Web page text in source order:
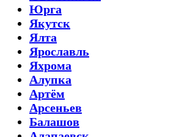
Юрга
Якутск
Ялта
Ярославль
Яхрома
Алупка
Артём
Арсеньев
Балашов